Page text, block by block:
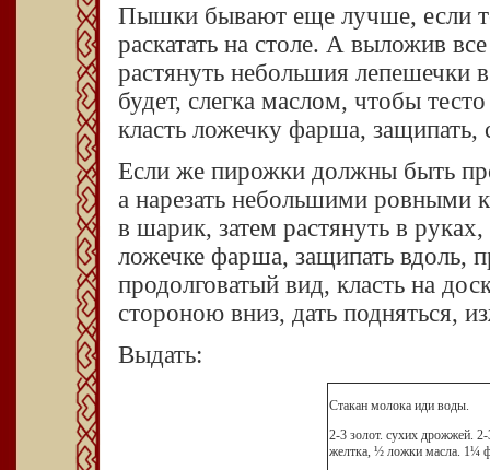
Пышки бывают еще лучше, если
раскатать на столе. А выложив
растянуть небольшия лепешечки
будет, слегка маслом, чтобы
класть ложечку фарша, защипать,
Если же пирожки должны быть
а нарезать небольшими ровными
в шарик, затем растянуть в
ложечке фарша, защипать вдоль,
продолговатый вид, класть на
стороною вниз, дать подняться,
Выдать:
Стакан молока иди воды.
2-3 золот. сухих дрожжей. 2-
желтка, ½ ложки масла. 1¼